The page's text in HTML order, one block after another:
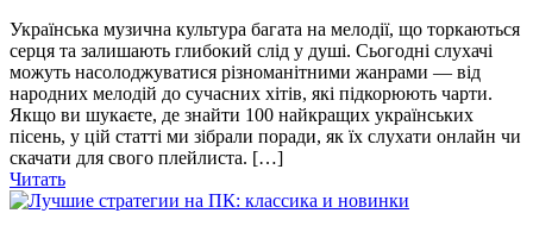
Українська музична культура багата на мелодії, що торкаються
серця та залишають глибокий слід у душі. Сьогодні слухачі
можуть насолоджуватися різноманітними жанрами — від
народних мелодій до сучасних хітів, які підкорюють чарти.
Якщо ви шукаєте, де знайти 100 найкращих українських
пісень, у цій статті ми зібрали поради, як їх слухати онлайн чи
скачати для свого плейлиста. […]
Читать